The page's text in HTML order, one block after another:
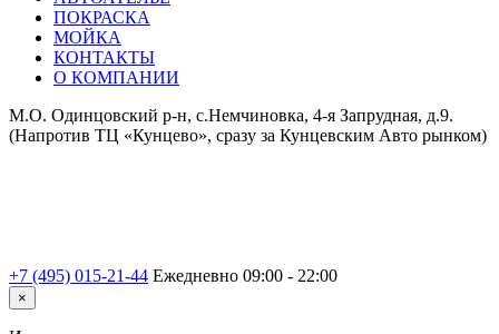
ПОКРАСКА
МОЙКА
КОНТАКТЫ
О КОМПАНИИ
М.О. Одинцовский р-н, с.Немчиновка, 4-я Запрудная, д.9.
(Напротив ТЦ «Кунцево», сразу за Кунцевским Авто рынком)
+7 (495) 015-21-44 Ежедневно 09:00 - 22:00
×